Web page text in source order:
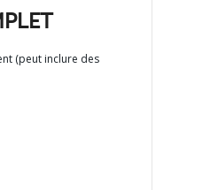
(peut inclure des